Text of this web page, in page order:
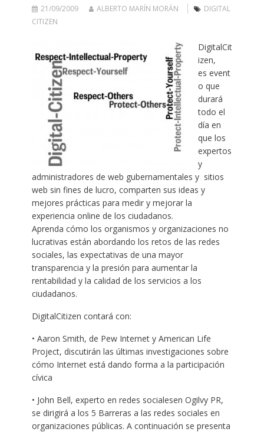
21/09/2009 ALBERTO MARÍN MORÁN
DIGITAL
CITIZEN
DigitalCit
izen,
es event
o que
durará
todo el
día en
que los
expertos
y
administradores de web gubernamentales y sitios
web sin fines de lucro, comparten sus ideas y
mejores prácticas para medir y mejorar la
experiencia online de los ciudadanos.
Aprenda cómo los organismos y organizaciones no
lucrativas están abordando los retos de las redes
sociales, las expectativas de una mayor
transparencia y la presión para aumentar la
rentabilidad y la calidad de los servicios a los
ciudadanos.
DigitalCitizen contará con:
• Aaron Smith, de Pew Internet y American Life
Project, discutirán las últimas investigaciones sobre
cómo Internet está dando forma a la participación
cívica
• John Bell, experto en redes socialesen Ogilvy PR,
se dirigirá a los 5 Barreras a las redes sociales en
organizaciones públicas. A continuación se presenta